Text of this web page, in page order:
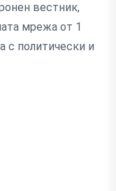
вестник,
мрежа от 1
с политически и